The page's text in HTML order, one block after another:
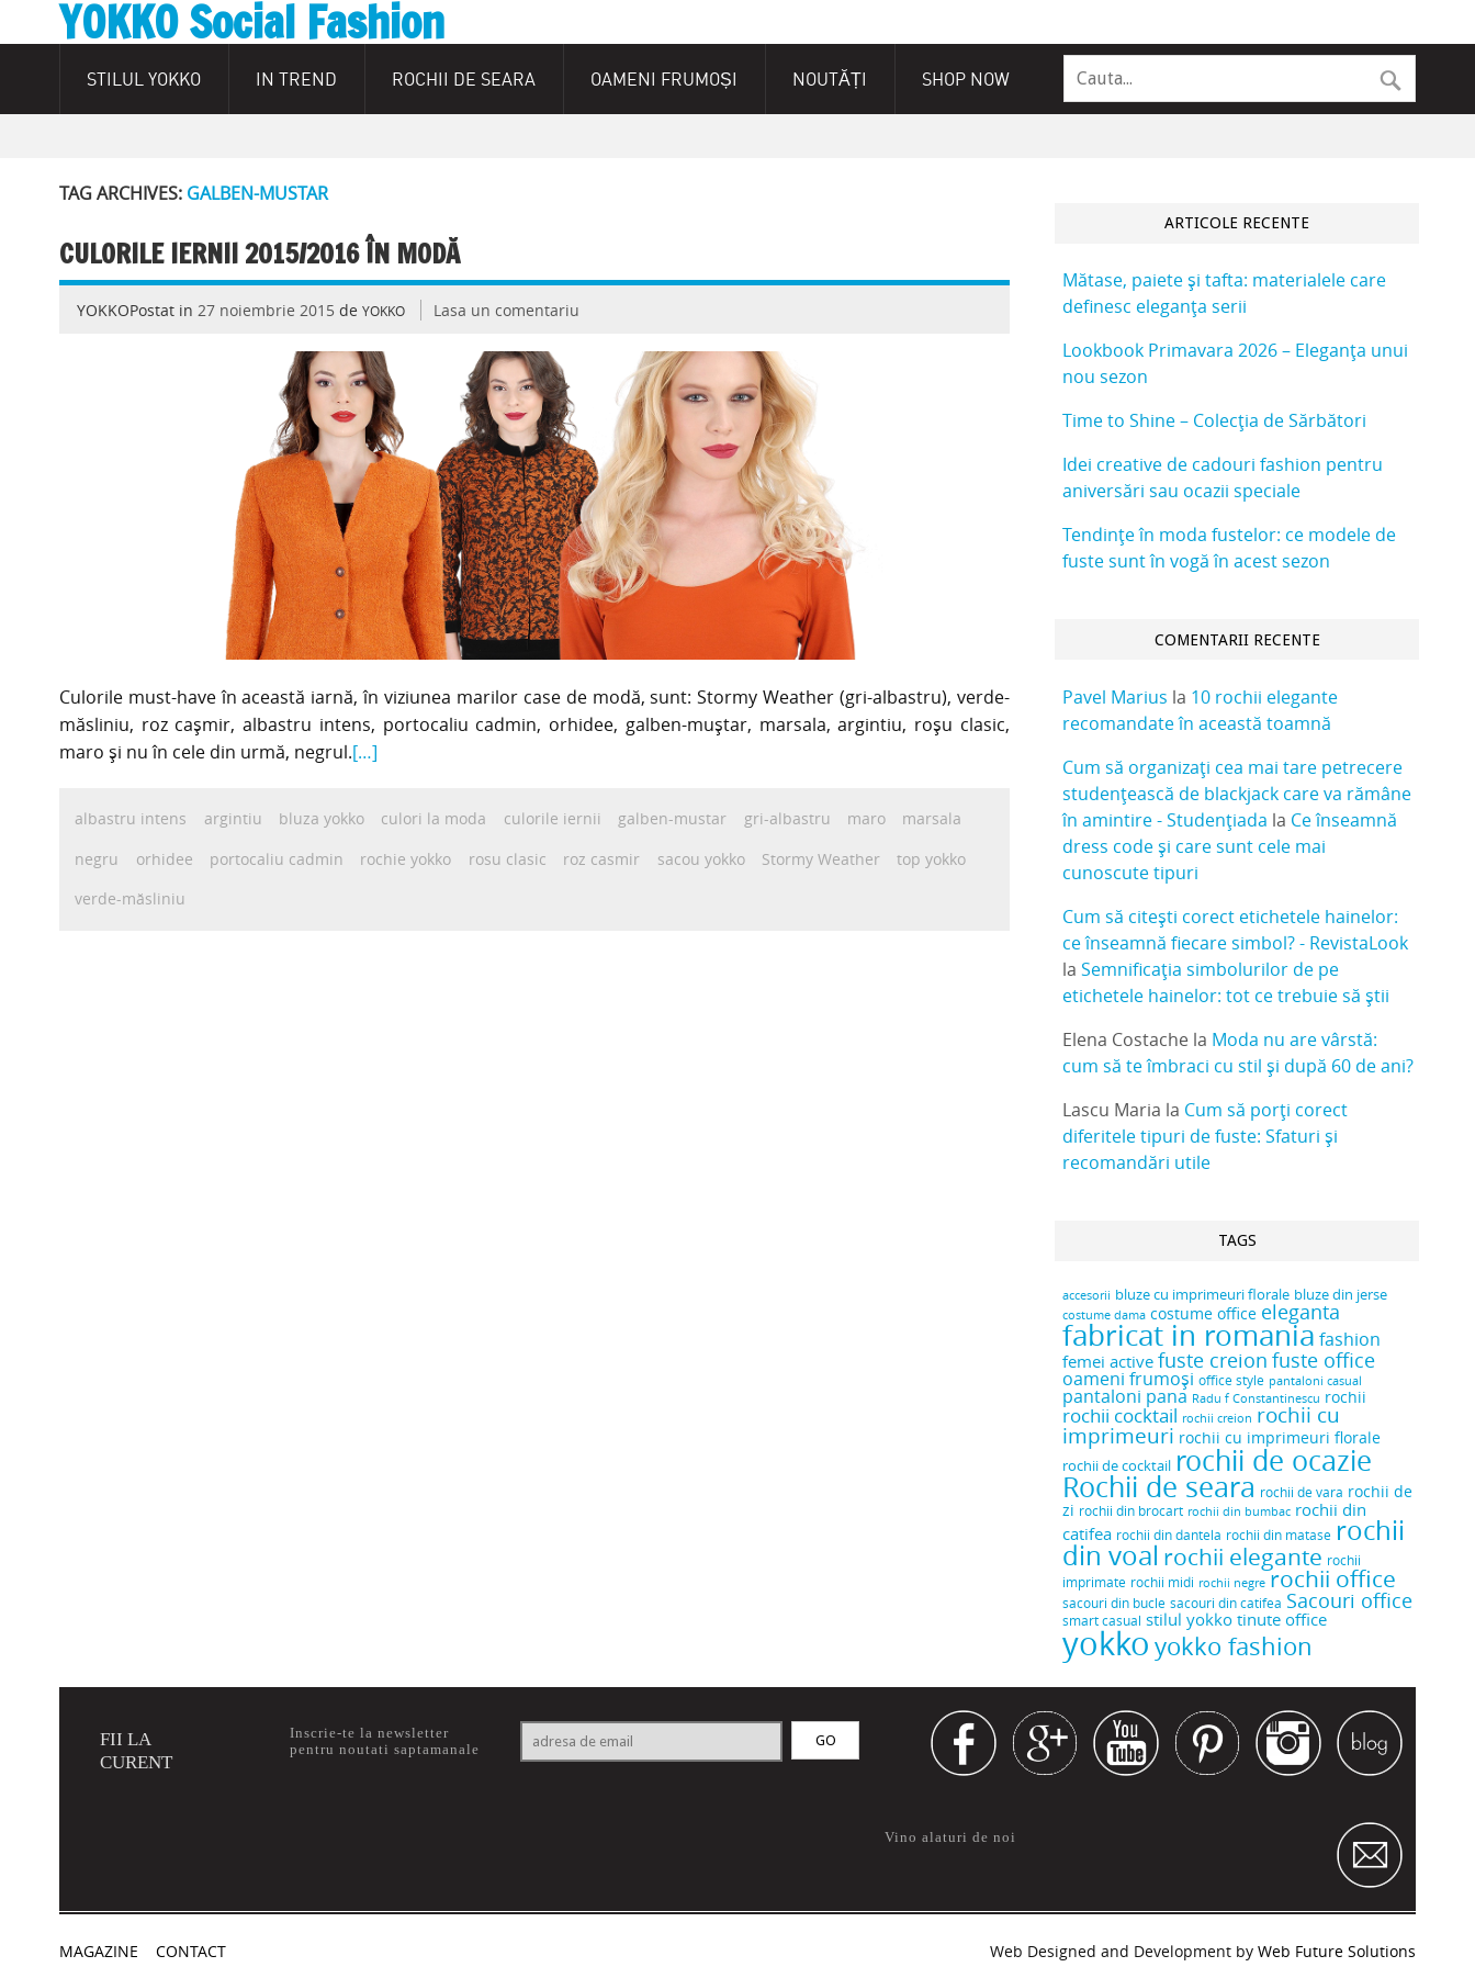
YOKKO Social Fashion
STILUL YOKKO IN TREND ROCHII DE SEARA OAMENI FRUMOȘI NOUTĂȚI SHOP NOW
TAG ARCHIVES: GALBEN-MUSTAR
CULORILE IERNII 2015/2016 ÎN MODĂ
YOKKOPostat in 27 noiembrie 2015 de YOKKO Lasa un comentariu
Culorile must-have în această iarnă, în viziunea marilor case de modă, sunt: Stormy Weather (gri-albastru), verde-
măsliniu, roz cașmir, albastru intens, portocaliu cadmin, orhidee, galben-muștar, marsala, argintiu, roșu clasic,
maro și nu în cele din urmă, negrul.[…]
albastru intens argintiu bluza yokko culori la moda culorile iernii galben-mustar gri-albastru maro
marsala
negru
orhidee portocaliu cadmin rochie yokko rosu clasic roz casmir sacou yokko Stormy Weather
top yokko
verde-măsliniu
ARTICOLE RECENTE
Mătase, paiete și tafta: materialele care
definesc eleganța serii
Lookbook Primavara 2026 – Eleganța unui
nou sezon
Time to Shine – Colecția de Sărbători
Idei creative de cadouri fashion pentru
aniversări sau ocazii speciale
Tendințe în moda fustelor: ce modele de
fuste sunt în vogă în acest sezon
COMENTARII RECENTE
Pavel Marius la 10 rochii elegante
recomandate în această toamnă
Cum să organizați cea mai tare petrecere
studențească de blackjack care va rămâne
în amintire - Studențiada la Ce înseamnă
dress code și care sunt cele mai
cunoscute tipuri
Cum să citești corect etichetele hainelor:
ce înseamnă fiecare simbol? - RevistaLook
laSemnificația simbolurilor de pe
etichetele hainelor: tot ce trebuie să știi
Elena Costache la Moda nu are vârstă:
cum să te îmbraci cu stil și după 60 de ani?
Lascu Maria la Cum să porți corect
diferitele tipuri de fuste: Sfaturi și
recomandări utile
TAGS
accesorii bluze cu imprimeuri florale bluze din jerse
costume dama costume office eleganta
fabricat in romania fashion
femei active fuste creion fuste office
oameni frumoși office style pantaloni casual
pantaloni pana Radu f Constantinescu rochii
rochii cocktail rochii creion rochii cu
imprimeuri rochii cu imprimeuri florale
rochii de cocktail rochii de ocazie
Rochii de seara rochii de vara rochii de
zi rochii din brocart rochii din bumbac rochii din
catifea rochii din dantela rochii din matase rochii
din voal rochii elegante rochii
imprimate rochii midi rochii negre rochii office
sacouri din bucle sacouri din catifea Sacouri office
smart casual stilul yokko tinute office
yokko yokko fashion
FII LA
CURENT
Inscrie-te la newsletter
pentru noutati saptamanale
Vino alaturi de noi
MAGAZINE CONTACT Web Designed and Development byWeb Future Solutions